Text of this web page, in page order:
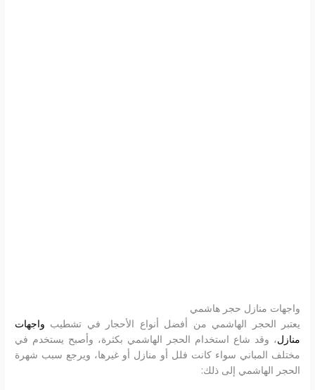
واجهات منازل حجر هاشمي
يعتبر الحجر الهاشمي من أفضل أنواع الأحجار في تشطيب واجهات
منازل، وقد شاع استخدام الحجر الهاشمي بكثرة، وأصبح يستخدم في
مختلف المباني سواء كانت فلل أو منازل أو غيرها، ويرجع سبب شهرة
الحجر الهاشمي إلى ذلك: